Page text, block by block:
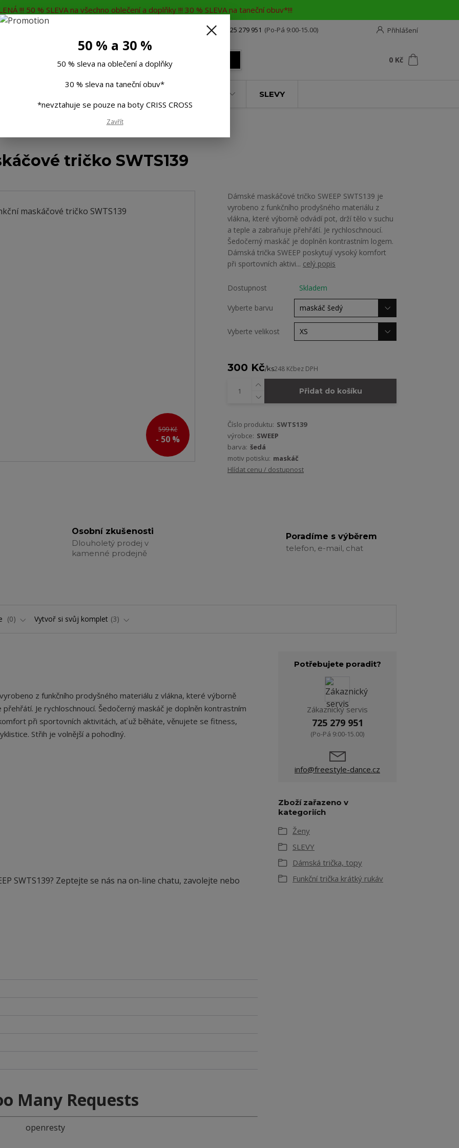
!!! 50 % SLEVA na všechno oblečení a doplňky !!! 30 % SLEVA na taneční obuv*!!!
Přihlášení
Rádi Vám poradíme 725 279 951 (Po-Pá 9:00-15.00)
0 Kč
SLEVY
tričko SWTS139
599 Kč
- 50 %
Dámské maskáčové tričko SWEEP SWTS139 je
vyrobeno z funkčního prodyšného materiálu z
vlákna, které výborně odvádí pot, drží tělo v suchu
a teple a zabraňuje přehřátí. Je rychloschnoucí.
Šedočerný maskáč je doplněn kontrastním logem.
Dámská trička SWEEP poskytují vysoký komfort
při sportovních aktivi... celý popis
Dostupnost Skladem
Vyberte barvu
Vyberte velikost
300 Kč/ks248 Kčbez DPH
Přidat do košíku
Číslo produktu: SWTS139
výrobce: SWEEP
barva: šedá
motiv potisku: maskáč
Hlídat cenu / dostupnost
Osobní zkušenosti
Dlouholetý prodej v
kamenné prodejně
Poradíme s výběrem
telefon, e-mail, chat
0 Vytvoř si svůj komplet 3
z funkčního prodyšného materiálu z vlákna, které výborně
Je rychloschnoucí. Šedočerný maskáč je doplněn kontrastním
při sportovních aktivitách, ať už běháte, věnujete se fitness,
Střih je volnější a pohodlný.
SWTS139? Zeptejte se nás na on-line chatu, zavolejte nebo
Many Requests
openresty
Potřebujete poradit?
Zákaznický servis
725 279 951
(Po-Pá 9:00-15.00)
info@freestyle-dance.cz
Zboží zařazeno v
kategoriích
Ženy
SLEVY
Dámská trička, topy
Funkční trička krátký rukáv
50 % a 30 %
50 % sleva na oblečení a doplňky
30 % sleva na taneční obuv*
*nevztahuje se pouze na boty CRISS CROSS
Zavřít